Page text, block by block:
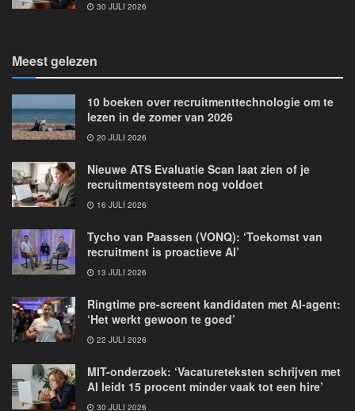
30 JULI 2026
Meest gelezen
10 boeken over recruitmenttechnologie om te
lezen in de zomer van 2026
20 JULI 2026
Nieuwe ATS Evaluatie Scan laat zien of je
recruitmentsysteem nog voldoet
16 JULI 2026
Tycho van Paassen (VONQ): ‘Toekomst van
recruitment is proactieve AI’
13 JULI 2026
Ringtime pre-screent kandidaten met AI-agent:
‘Het werkt gewoon te goed’
22 JULI 2026
MIT-onderzoek: ‘Vacatureteksten schrijven met
AI leidt 15 procent minder vaak tot een hire’
30 JULI 2026